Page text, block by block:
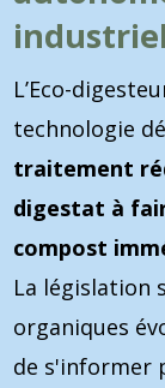
L’Eco-
technologie
traitement
digestat à
compost
La législation
organiques
de s'informer